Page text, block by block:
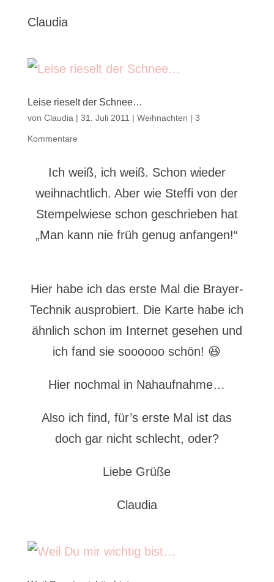
Claudia
Leise rieselt der Schnee…
von Claudia | 31. Juli 2011 | Weihnachten | 3
Kommentare
Ich weiß, ich weiß. Schon wieder
weihnachtlich. Aber wie Steffi von der
Stempelwiese schon geschrieben hat
„Man kann nie früh genug anfangen!“
Hier habe ich das erste Mal die Brayer-
Technik ausprobiert. Die Karte habe ich
ähnlich schon im Internet gesehen und
ich fand sie soooooo schön! 😆
Hier nochmal in Nahaufnahme…
Also ich find, für’s erste Mal ist das
doch gar nicht schlecht, oder?
Liebe Grüße
Claudia